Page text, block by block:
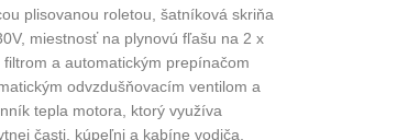
plisovanou roletou, šatníková skriňa
miestnosť na plynovú fľašu na 2 x
a automatickým prepínačom
odvzdušňovacím ventilom a
tepla motora, ktorý využíva
časti, kúpeľni a kabíne vodiča,